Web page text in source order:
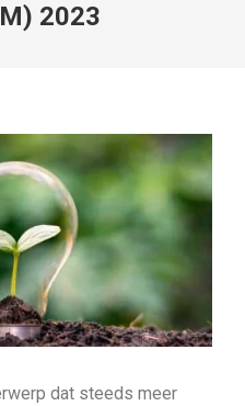
2023
dat steeds meer